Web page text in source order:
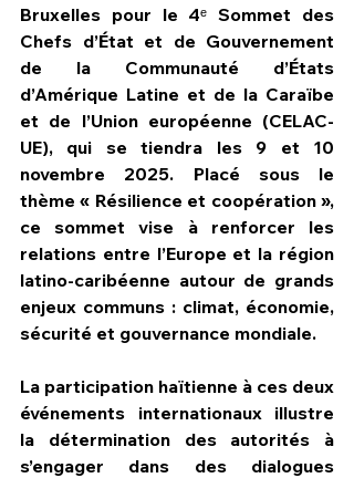
Bruxelles pour le 4ᵉ Sommet des
Chefs d’État et de Gouvernement
de la Communauté d’États
d’Amérique Latine et de la Caraïbe
et de l’Union européenne (CELAC-
UE), qui se tiendra les 9 et 10
novembre 2025. Placé sous le
thème « Résilience et coopération »,
ce sommet vise à renforcer les
relations entre l’Europe et la région
latino-caribéenne autour de grands
enjeux communs : climat, économie,
sécurité et gouvernance mondiale.
La participation haïtienne à ces deux
événements internationaux illustre
la détermination des autorités à
s’engager dans des dialogues